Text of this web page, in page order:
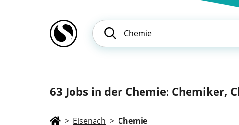
63 Jobs in der Chemie: Chemiker,
> Eisenach > Chemie